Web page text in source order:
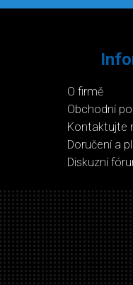
O firmě
Obchodní
Kontaktujte
Doručení a
Diskuzní